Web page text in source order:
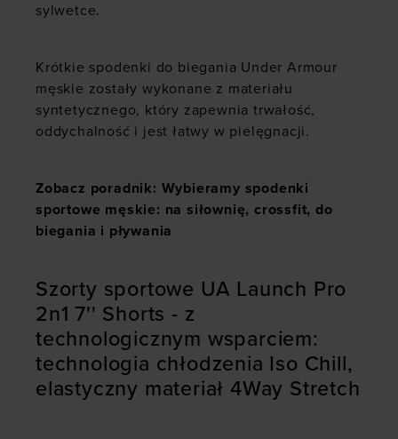
sylwetce.
Krótkie spodenki do biegania Under Armour
męskie zostały wykonane z materiału
syntetycznego, który zapewnia trwałość,
oddychalność i jest łatwy w pielęgnacji.
Zobacz poradnik: Wybieramy spodenki
sportowe męskie: na siłownię, crossfit, do
biegania i pływania
Szorty sportowe UA Launch Pro
2n1 7'' Shorts - z
technologicznym wsparciem:
technologia chłodzenia Iso Chill,
elastyczny materiał 4Way Stretch